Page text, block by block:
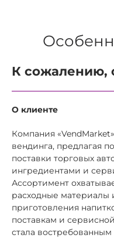
К сожалению,
О клиенте
Компания
вендинга, предлагая
поставки торговых
ингредиентами и
Ассортимент
расходные материалы
приготовления
поставкам и
стала